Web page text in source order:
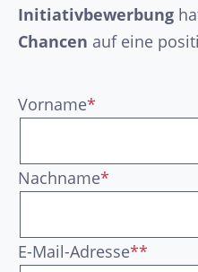
Initiativbewerbung
Chancen auf eine
Vorname*
Nachname*
E-Mail-Adresse**